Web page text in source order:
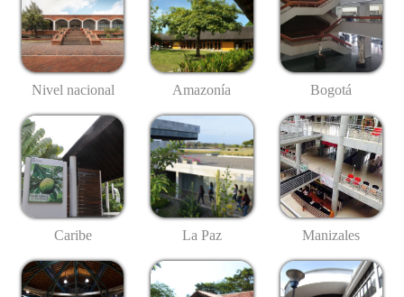
Nivel nacional Amazonía Bogotá
Caribe La Paz Manizales